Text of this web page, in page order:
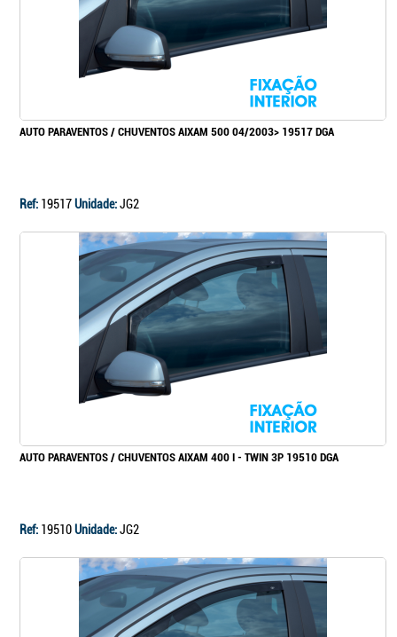
AUTO PARAVENTOS / CHUVENTOS AIXAM 500 04/2003> 19517 DGA
Ref: 19517Unidade:JG2
AUTO PARAVENTOS / CHUVENTOS AIXAM 400 I - TWIN 3P 19510 DGA
Ref: 19510Unidade:JG2
Continuar a comprar